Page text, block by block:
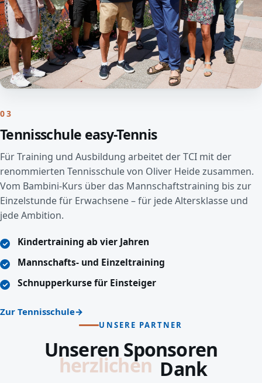
03
Tennisschule easy-Tennis
Für Training und Ausbildung arbeitet der TCI mit der
renommierten Tennisschule von Oliver Heide zusammen.
Vom Bambini-Kurs über das Mannschaftstraining bis zur
Einzelstunde für Erwachsene – für jede Altersklasse und
jede Ambition.
Kindertraining ab vier Jahren
Mannschafts- und Einzeltraining
Schnupperkurse für Einsteiger
Zur Tennisschule
UNSERE PARTNER
Unseren Sponsoren
lieben Dank